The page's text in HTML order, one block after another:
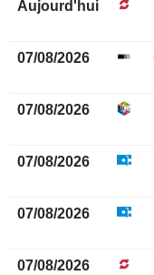
Aujourd'hui
07/08/2026
07/08/2026
07/08/2026
07/08/2026
07/08/2026